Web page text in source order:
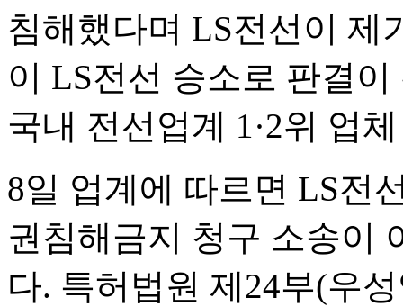
침해했다며 LS전선이 제
이 LS전선 승소로 판결
국내 전선업계 1·2위 업
8일 업계에 따르면 LS전
권침해금지 청구 소송이
다. 특허법원 제24부(우